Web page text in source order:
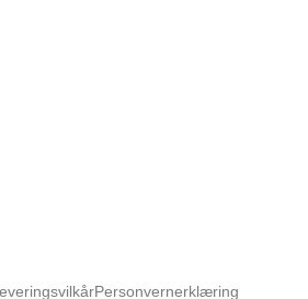
Personvernerklæring